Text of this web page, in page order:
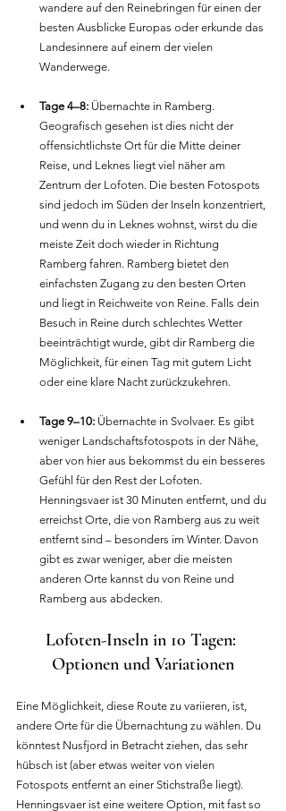
wandere auf den Reinebringen für einen der
besten Ausblicke Europas oder erkunde das
Landesinnere auf einem der vielen
Wanderwege.
Tage 4–8: Übernachte in Ramberg.
Geografisch gesehen ist dies nicht der
offensichtlichste Ort für die Mitte deiner
Reise, und Leknes liegt viel näher am
Zentrum der Lofoten. Die besten Fotospots
sind jedoch im Süden der Inseln konzentriert,
und wenn du in Leknes wohnst, wirst du die
meiste Zeit doch wieder in Richtung
Ramberg fahren. Ramberg bietet den
einfachsten Zugang zu den besten Orten
und liegt in Reichweite von Reine. Falls dein
Besuch in Reine durch schlechtes Wetter
beeinträchtigt wurde, gibt dir Ramberg die
Möglichkeit, für einen Tag mit gutem Licht
oder eine klare Nacht zurückzukehren.
Tage 9–10: Übernachte in Svolvaer. Es gibt
weniger Landschaftsfotospots in der Nähe,
aber von hier aus bekommst du ein besseres
Gefühl für den Rest der Lofoten.
Henningsvaer ist 30 Minuten entfernt, und du
erreichst Orte, die von Ramberg aus zu weit
entfernt sind – besonders im Winter. Davon
gibt es zwar weniger, aber die meisten
anderen Orte kannst du von Reine und
Ramberg aus abdecken.
Lofoten-Inseln in 10 Tagen:
Optionen und Variationen
Eine Möglichkeit, diese Route zu variieren, ist,
andere Orte für die Übernachtung zu wählen. Du
könntest Nusfjord in Betracht ziehen, das sehr
hübsch ist (aber etwas weiter von vielen
Fotospots entfernt an einer Stichstraße liegt).
Henningsvaer ist eine weitere Option, mit fast so